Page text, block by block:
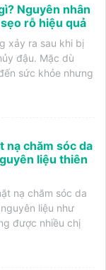
Nguyên nhân
rỗ hiệu quả
xảy ra sau khi bị
đậu. Mặc dù
sức khỏe nhưng
nạ chăm sóc da
liệu thiên
nạ chăm sóc da
liệu như
được nhiều chị